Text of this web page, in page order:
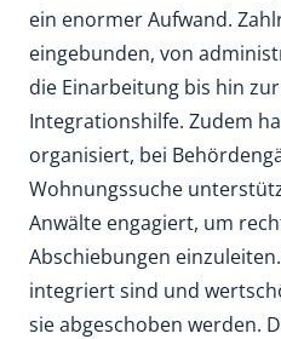
ein enormer Aufwand.
eingebunden, von
die Einarbeitung bis hin
Integrationshilfe. Zudem
organisiert, bei
Wohnungssuche
Anwälte engagiert, um
Abschiebungen
integriert sind und
sie abgeschoben werden.